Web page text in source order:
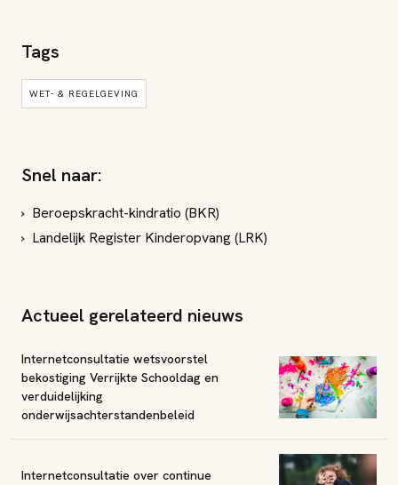
Tags
WET- & REGELGEVING
Snel naar:
Beroepskracht-kindratio (BKR)
Landelijk Register Kinderopvang (LRK)
Actueel gerelateerd nieuws
Internetconsultatie wetsvoorstel
bekostiging Verrijkte Schooldag en
verduidelijking
onderwijsachterstandenbeleid
Internetconsultatie over continue